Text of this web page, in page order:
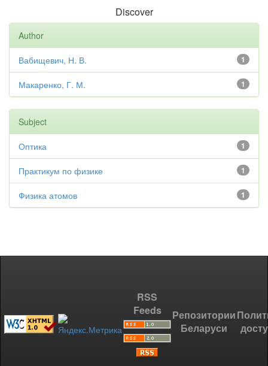
Discover
Author
1
Вабищевич, Н. В.
1
Макаренко, Г. М.
Subject
1
Оптика
1
Практикум по физике
1
Физика атомов
RSS
Feeds
Репозитории
Беларуси